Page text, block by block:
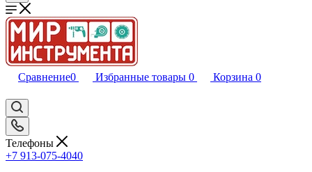
Сравнение0 Избранные товары 0 Корзина 0
Телефоны
+7 913-075-4040